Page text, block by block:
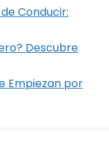
Conducir:
Descubre
Empiezan por